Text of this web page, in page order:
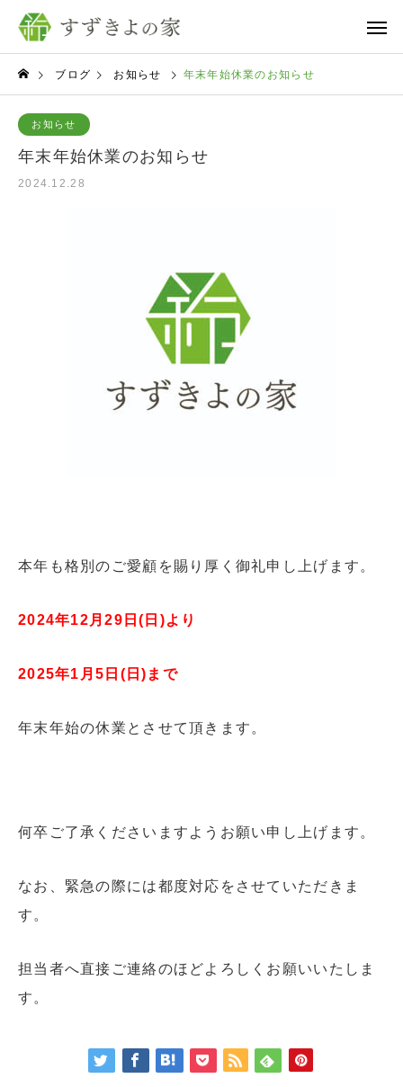
ブログ お知らせ 年末年始休業のお知らせ
お知らせ
年末年始休業のお知らせ
2024.12.28
本年も格別のご愛顧を賜り厚く御礼申し上げます。
2024年12 月29 日( 日 )より
2025年1 月 5 日 ( 日) まで
年末年始の休業とさせて頂きます。
何卒ご了承くださいますようお願い申し上げます。
なお、緊急の際には都度対応をさせていただきま
す。
担当者へ直接ご連絡のほどよろしくお願いいたしま
す。